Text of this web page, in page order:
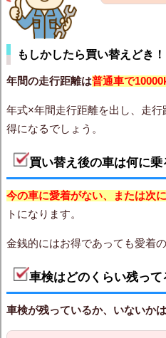
もしかしたら買い替えどき
年間の走行距離は普通車で
年式×年間走行距離を出し、走
得になるでしょう。
買い替え後の車は何に乗
今の車に愛着がない、または次
トになります。
金銭的にはお得であっても愛着
車検はどのくらい残って
車検が残っているか、いないか